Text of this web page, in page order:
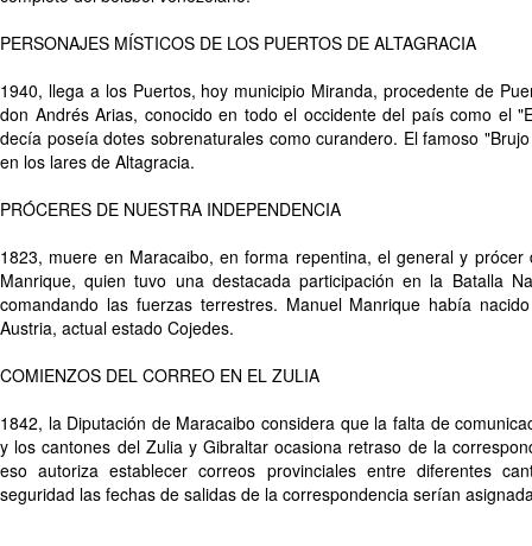
PERSONAJES MÍSTICOS DE LOS PUERTOS DE ALTAGRACIA
1940, llega a los Puertos, hoy municipio Miranda, procedente de
don Andrés Arias, conocido en todo el occidente del país como el
decía poseía dotes sobrenaturales como curandero. El famoso
en los lares de Altagracia.
PRÓCERES DE NUESTRA INDEPENDENCIA
1823, muere en Maracaibo, en forma repentina, el general y prócer
Manrique, quien tuvo una destacada participación en la Batalla
comandando las fuerzas terrestres. Manuel Manrique había
Austria, actual estado Cojedes.
COMIENZOS DEL CORREO EN EL ZULIA
1842, la Diputación de Maracaibo considera que la falta de
y los cantones del Zulia y Gibraltar ocasiona retraso de la
eso autoriza establecer correos provinciales entre diferentes
seguridad las fechas de salidas de la correspondencia serían